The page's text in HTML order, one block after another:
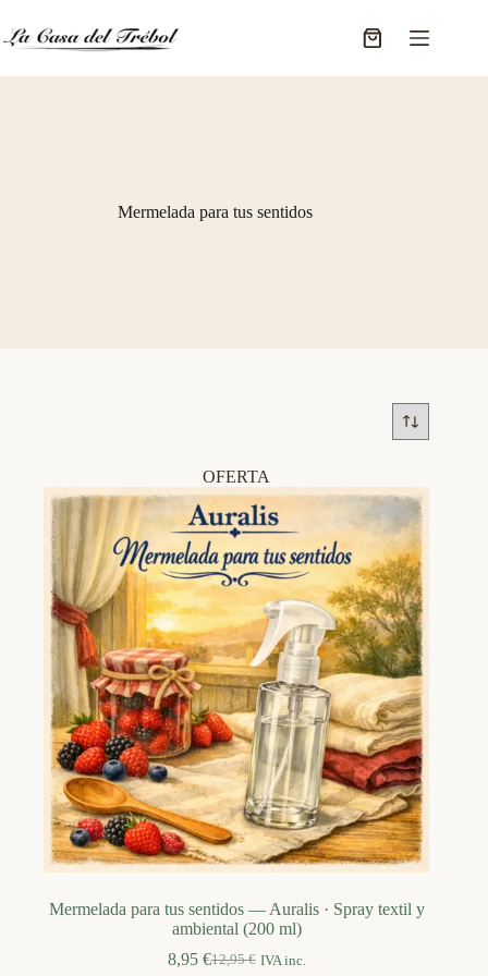
contenido
Carro
Mermelada para tus sentidos
OFERTA
Mermelada para tus sentidos — Auralis · Spray textil y
ambiental (200 ml)
12,95€
El
8,95 €El
IVA inc.